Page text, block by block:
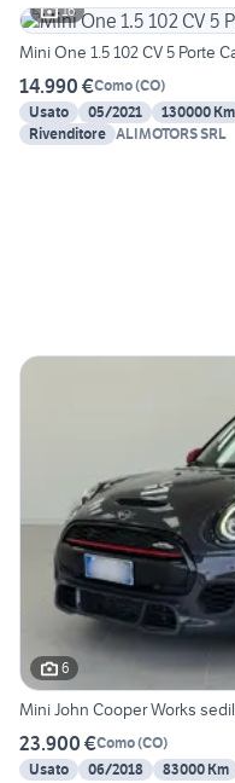
16
Mini One 1.5 102 CV 5 Porte
14.990 €Como(CO)
Usato
05/2021 130000 Km
Rivenditore ALIMOTORS SRL
6
Mini John Cooper Works
23.900 €Como(CO)
Usato
06/2018 83000 Km